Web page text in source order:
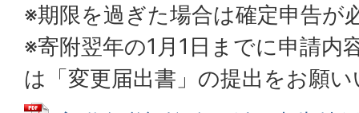
※期限を過ぎた場合は確定申告が
※寄附翌年の1月1日までに申請内
は「変更届出書」の提出をお願